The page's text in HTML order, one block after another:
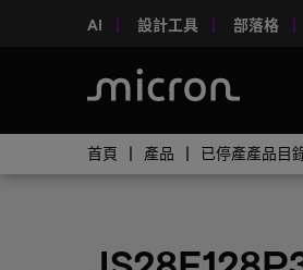
AI 設計工具 部落格
首頁 產品 已停產產品目